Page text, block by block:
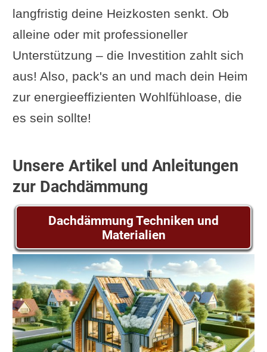
langfristig deine Heizkosten senkt. Ob
alleine oder mit professioneller
Unterstützung – die Investition zahlt sich
aus! Also, pack's an und mach dein Heim
zur energieeffizienten Wohlfühloase, die
es sein sollte!
Unsere Artikel und Anleitungen
zur Dachdämmung
Dachdämmung Techniken und
Materialien